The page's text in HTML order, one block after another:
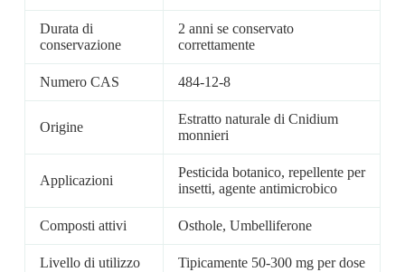
Durata di
conservazione
2 anni se conservato
correttamente
Numero CAS 484-12-8
Origine
Estratto naturale di Cnidium
monnieri
Applicazioni
Pesticida botanico, repellente per
insetti, agente antimicrobico
Composti attivi Osthole, Umbelliferone
Livello di utilizzo Tipicamente 50-300 mg per dose